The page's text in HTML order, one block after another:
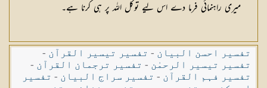
میری راہنمائی فرما دے اس لیے توکل اللہ پر ہی کرنا ہے۔
تفسیر احسن البیان - تفسیر تیسیر القرآن -
تفسیر تیسیر الرحمٰن - تفسیر ترجمان القرآن -
تفسیر فہم القرآن - تفسیر سراج البیان - تفسیر